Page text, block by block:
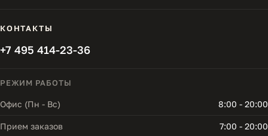
КОНТАКТЫ
+7 495 414-23-36
РЕЖИМ РАБОТЫ
Офис (Пн - Вс) 8:00 - 20:00
Прием заказов 7:00 - 20:00